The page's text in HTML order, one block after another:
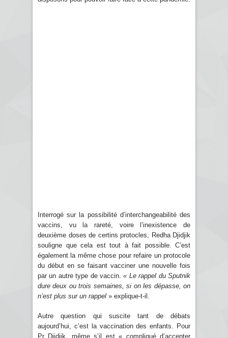
Interrogé sur la possibilité d’interchangeabilité des
vaccins, vu la rareté, voire l’inexistence de
deuxième doses de certins protocles, Redha Djidjik
souligne que cela est tout à fait possible. C’est
également la même chose pour refaire un protocole
du début en se faisant vacciner une nouvelle fois
par un autre type de vaccin.« Le rappel du Sputnik
dure deux ou trois semaines, si on les dépasse, on
n’est plus sur un rappel » explique-t-il.
Autre question qui suscite tant de débats
aujourd’hui, c’est la vaccination des enfants. Pour
Pr Djidjik, même s’il est « compliqué d’accepter